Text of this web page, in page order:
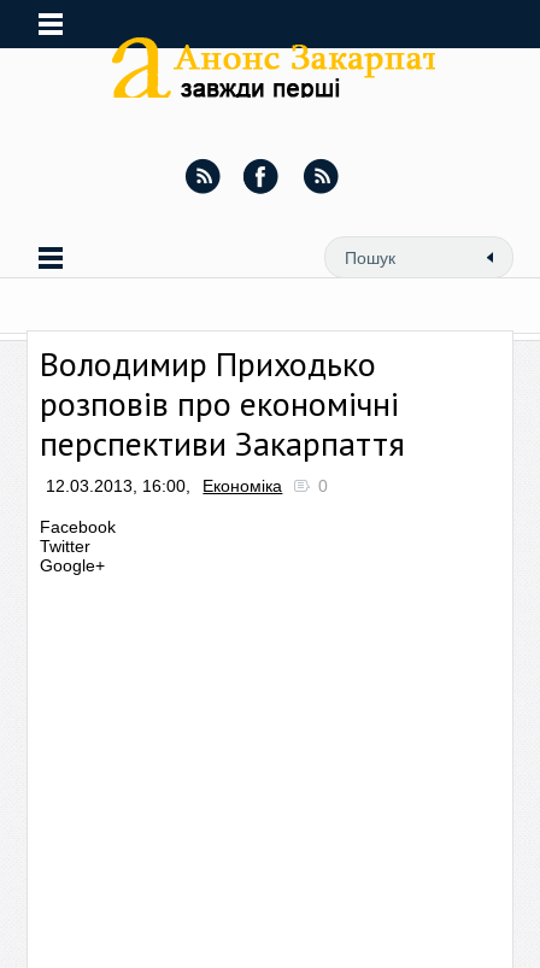
Володимир Приходько
розповів про економічні
перспективи Закарпаття
12.03.2013, 16:00, Економіка 0
Facebook
Twitter
Google+